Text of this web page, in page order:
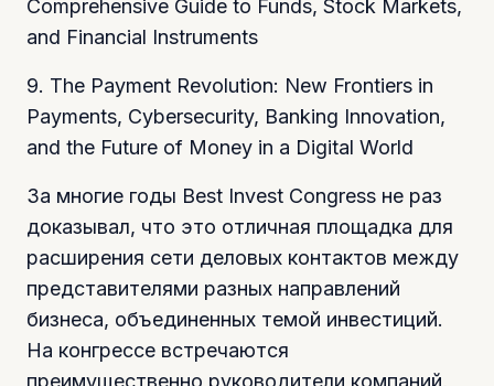
Comprehensive Guide to Funds, Stock Markets,
and Financial Instruments
9. The Payment Revolution: New Frontiers in
Payments, Cybersecurity, Banking Innovation,
and the Future of Money in a Digital World
За многие годы Best Invest Congress не раз
доказывал, что это отличная площадка для
расширения сети деловых контактов между
представителями разных направлений
бизнеса, объединенных темой инвестиций.
На конгрессе встречаются
преимущественно руководители компаний,